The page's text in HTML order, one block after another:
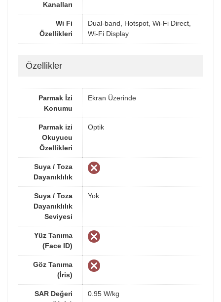
Kanalları
Wi Fi
Özellikleri
Dual-band, Hotspot, Wi-Fi Direct,
Wi-Fi Display
Özellikler
Parmak İzi
Konumu
Ekran Üzerinde
Parmak izi
Okuyucu
Özellikleri
Optik
Suya / Toza
Dayanıklılık
Suya / Toza
Dayanıklılık
Seviyesi
Yok
Yüz Tanıma
(Face ID)
Göz Tanıma
(İris)
SAR Değeri
0.95 W/kg